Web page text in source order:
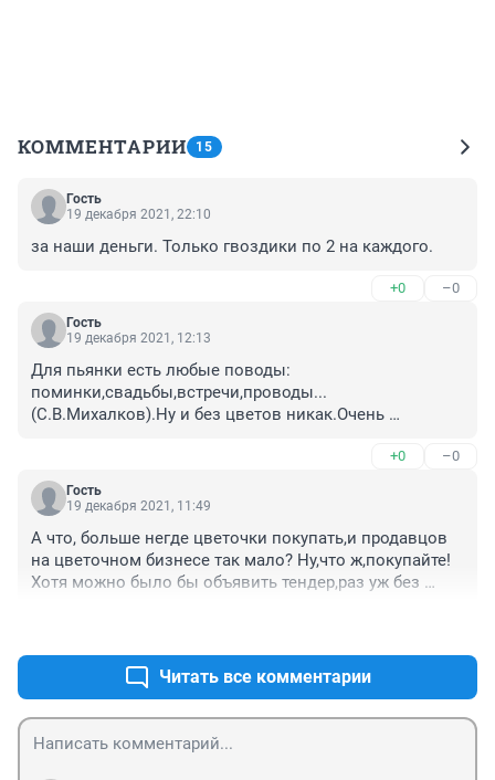
КОММЕНТАРИИ 15
Гость
19 декабря 2021, 22:10
за наши деньги. Только гвоздики по 2 на каждого.
+0 –0
Гость
19 декабря 2021, 12:13
Для пьянки есть любые поводы:
поминки,свадьбы,встречи,проводы...
(С.В.Михалков).Ну и без цветов никак.Очень
привезите-ка мне цветочков". Или 31-го декабря в 22-
00: Ландышей во дворец,иначе Новый год не
наступит.И__пожалуйста вам,никакого 32-го декабря,а
никаких лишних трат из кармана(собственного).
+0 –0
Гость
19 декабря 2021, 11:49
А что, больше негде цветочки покупать,и продавцов
на цветочном бизнесе так мало? Ну,что ж,покупайте!
Хотя можно было бы объявить тендер,раз уж без
составляющей.Денежки,поступающие в бюджет в
виде налогов,считать всё равно надо.
Читать все комментарии